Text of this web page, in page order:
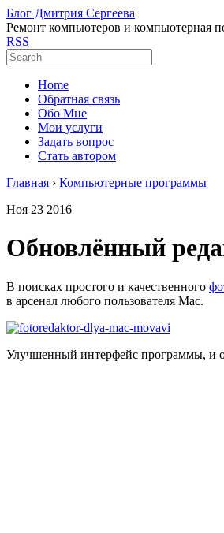
Блог Дмитрия Сергеева
Ремонт компьютеров и компьютерная
RSS
Home
Обратная связь
Обо Мне
Мои услуги
Задать вопрос
Стать автором
Главная › Компьютерные программы
Ноя 23 2016
Обновлённый
В поисках простого и качественного
в арсенал любого пользователя Mac.
Улучшенный интерфейс программы, и